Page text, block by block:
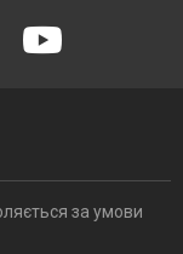
за умови